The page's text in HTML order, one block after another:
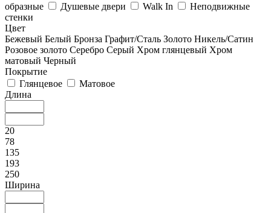
образные
Душевые двери Walk In
Неподвижные
стенки
Цвет
Бежевый Белый Бронза Графит/Сталь Золото Никель/Сатин
Розовое золото Серебро Серый Хром глянцевый Хром
матовый Черный
Покрытие
Глянцевое
Матовое
Длина
20
78
135
193
250
Ширина